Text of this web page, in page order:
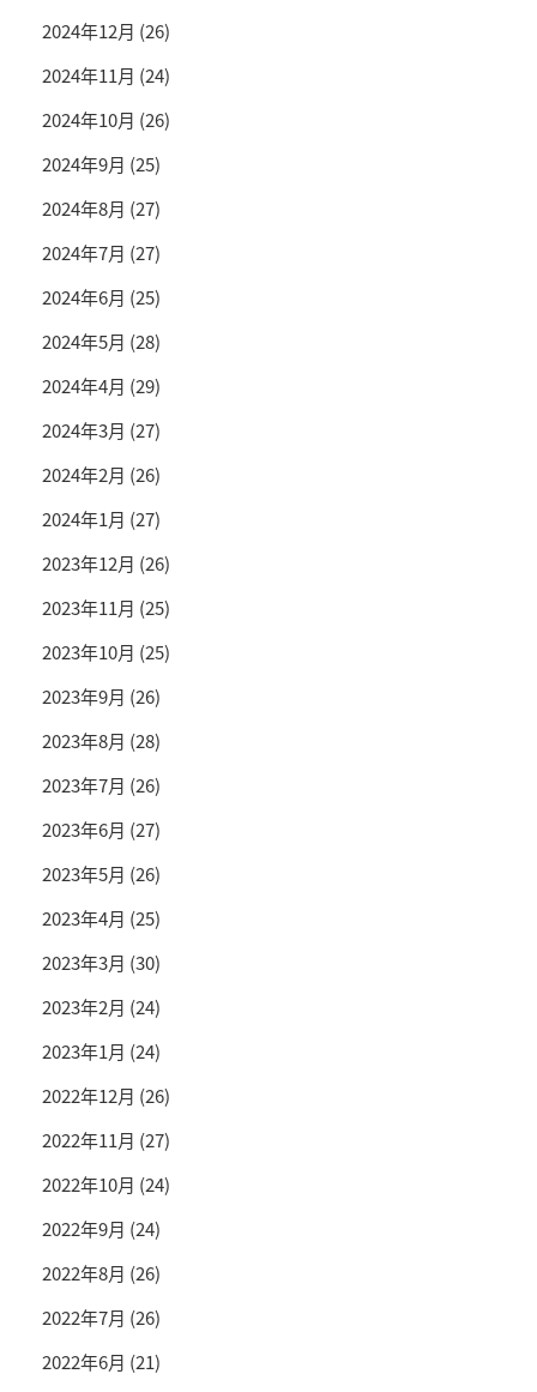
2024年12月 (26)
2024年11月 (24)
2024年10月 (26)
2024年9月 (25)
2024年8月 (27)
2024年7月 (27)
2024年6月 (25)
2024年5月 (28)
2024年4月 (29)
2024年3月 (27)
2024年2月 (26)
2024年1月 (27)
2023年12月 (26)
2023年11月 (25)
2023年10月 (25)
2023年9月 (26)
2023年8月 (28)
2023年7月 (26)
2023年6月 (27)
2023年5月 (26)
2023年4月 (25)
2023年3月 (30)
2023年2月 (24)
2023年1月 (24)
2022年12月 (26)
2022年11月 (27)
2022年10月 (24)
2022年9月 (24)
2022年8月 (26)
2022年7月 (26)
2022年6月 (21)